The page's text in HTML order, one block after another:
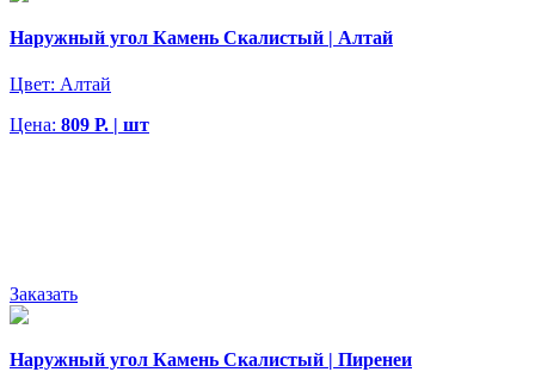
Наружный угол Камень Скалистый | Алтай
Цвет: Алтай
Цена: 809 Р. | шт
Заказать
Наружный угол Камень Скалистый | Пиренеи